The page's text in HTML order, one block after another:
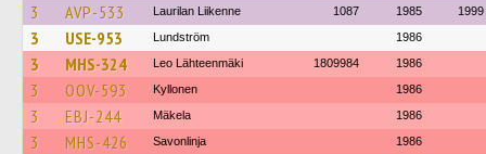
3 AVP-533 Laurilan Liikenne 1087 1985 1999
3 USE-953 Lundström 1986
3 MHS-324 Leo Lähteenmäki 1809984 1986
3 OOV-593 Kyllonen 1986
3 EBJ-244 Mäkela 1986
3 MHS-426 Savonlinja 1986